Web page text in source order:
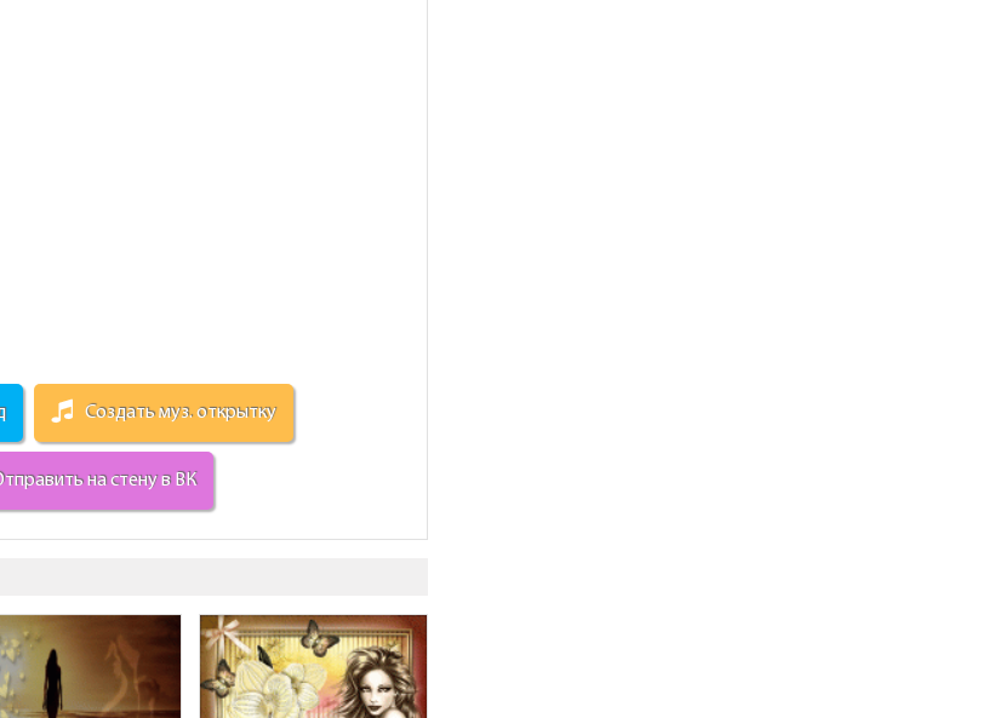
Создать муз. открытку
на стену в ВК